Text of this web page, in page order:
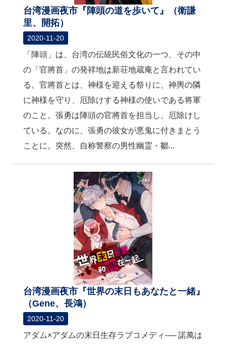
台湾漫画夜市『陣頭の道を歩いて』（衛謙
里、開拓）
2020-11-20
「陣頭」は、台湾の伝統民俗文化の一つ、その中
の「官將首」の発祥地は新荘地蔵庵と言われてい
る。官將首とは、神様を迎える祭りに、神輿の隣
に神様を守り、厄除けする神様の使いである将軍
のこと。張勇は陣頭の官將首を担当し、厄除けし
ている。なのに、張勇の彼女が悪鬼に付きまとう
ことに。突然、自称警察の男性幽霊・鄒...
台湾漫画夜市『世界の末日もあなたと一緒』
（Gene、長鴻）
2020-11-20
アダム×アダムの末日生存ラブコメディ── 諾萬は